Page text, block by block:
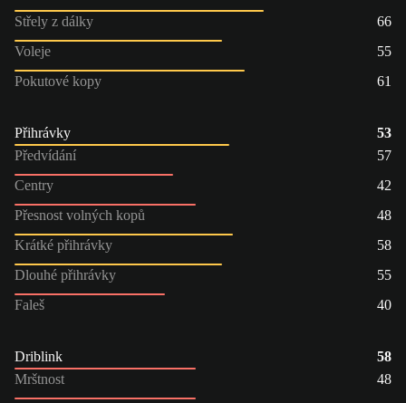
Střely z dálky
66
Voleje
55
Pokutové kopy
61
Přihrávky
53
Předvídání
57
Centry
42
Přesnost volných kopů
48
Krátké přihrávky
58
Dlouhé přihrávky
55
Faleš
40
Driblink
58
Mrštnost
48